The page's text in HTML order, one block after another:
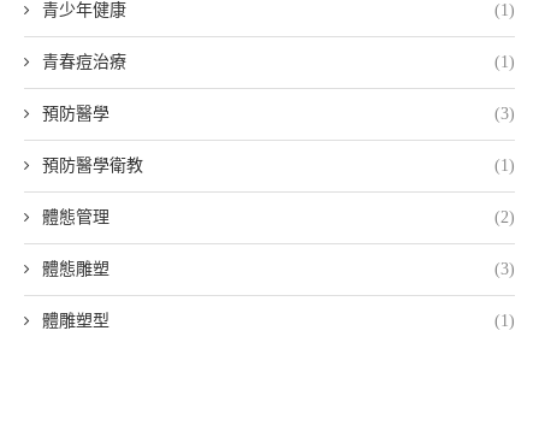
青少年健康 (1)
青春痘治療 (1)
預防醫學 (3)
預防醫學衛教 (1)
體態管理 (2)
體態雕塑 (3)
體雕塑型 (1)